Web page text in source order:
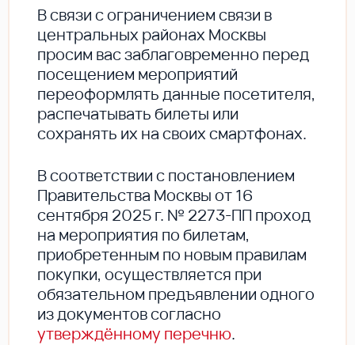
В cвязи с ограничением связи в
центральных районах Москвы
просим вас заблаговременно перед
посещением мероприятий
переоформлять данные посетителя,
распечатывать билеты или
сохранять их на своих смартфонах.
В соответствии с постановлением
Правительства Москвы от 16
сентября 2025 г. № 2273-ПП проход
на мероприятия по билетам,
приобретенным по новым правилам
покупки, осуществляется при
обязательном предъявлении одного
из документов согласно
утверждённому перечню.